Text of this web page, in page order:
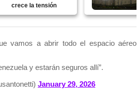
crece la tensión
vamos a abrir todo el espacio aéreo
y estarán seguros allí”.
January 29, 2026